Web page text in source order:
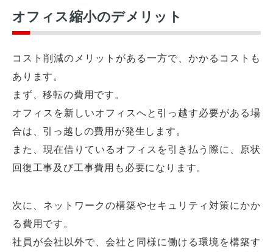
オフィス縮小のデメリット
コスト削減のメリットがある一方で、かかるコストも
あります。
まず、移転の費用です。
オフィスを新しいオフィスへと引っ越す必要がある場
合は、引っ越しの費用が発生します。
また、現在借りているオフィスを引き払う際に、原状
回復工事及び工事費用も必要になります。
次に、ネットワークの構築やセキュリティ対策にかか
る費用です。
社員が会社以外で、会社と同様に働ける環境を構築す